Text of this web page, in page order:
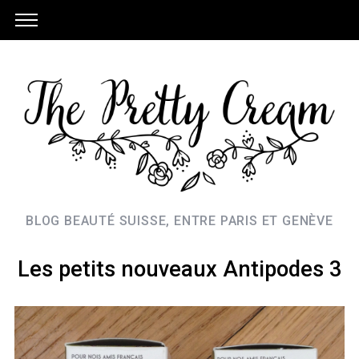
BLOG BEAUTÉ SUISSE, ENTRE PARIS ET GENÈVE
Les petits nouveaux Antipodes 3
S